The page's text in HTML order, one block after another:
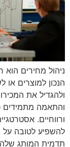
ניהול מחירים
הנכון למוצרים או
ולהגדיל את
והתאמה מתמידים
ורווחיים.
להשפיע לטובה
תדמית המותג